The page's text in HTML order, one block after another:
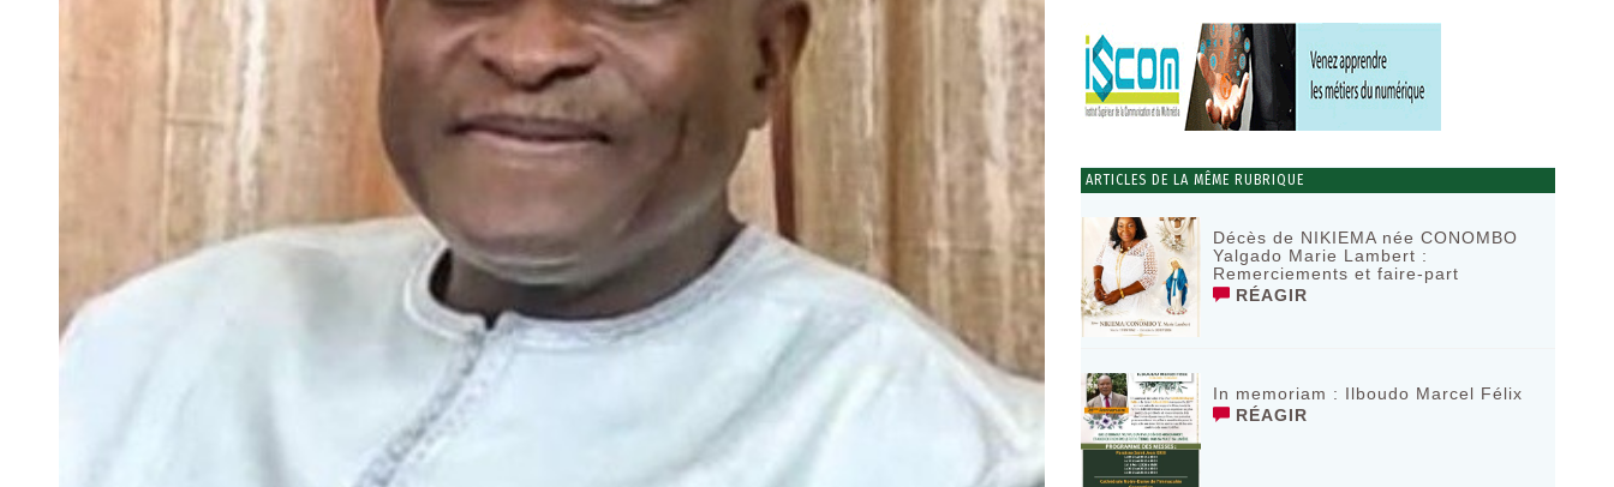
ARTICLES DE LA MÊME RUBRIQUE
Décès de NIKIEMA née CONOMBO
Yalgado Marie Lambert :
Remerciements et faire-part
RÉAGIR
In memoriam : Ilboudo Marcel Félix
RÉAGIR